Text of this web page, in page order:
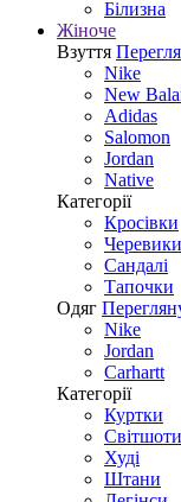
Білизна
Жіноче
Взуття
Nike
New
Adidas
Salomon
Jordan
Native
Категорії
Кросівки
Черевики
Сандалі
Tапочки
Одяг
Nike
Jordan
Carhartt
Категорії
Куртки
Світшоти
Худі
Штани